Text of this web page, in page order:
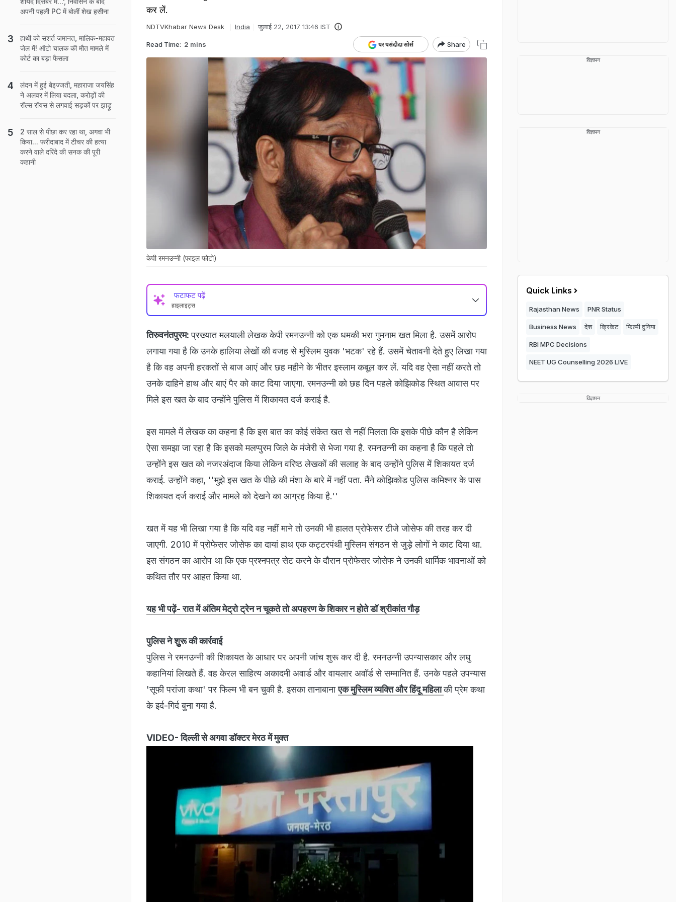
कर लें.
NDTVKhabar News Desk India जुलाई 22, 2017 13:46 IST
Read Time: 2 mins Share
केपी रमनउन्‍नी (फाइल फोटो)
फटाफट पढ़ें
हाइलाइट्स
तिरुवनंतपुरम: प्रख्‍यात मलयाली लेखक केपी रमनउन्‍नी को एक धमकी भरा गुमनाम खत मिला है. उसमें आरोप
लगाया गया है कि उनके हालिया लेखों की वजह से मुस्लिम युवक 'भटक' रहे हैं. उसमें चेतावनी देते हुए लिखा गया
है कि वह अपनी हरकतों से बाज आएं और छह महीने के भीतर इस्‍लाम कबूल कर लें. यदि वह ऐसा नहीं करते तो
उनके दाहिने हाथ और बाएं पैर को काट दिया जाएगा. रमनउन्‍नी को छह दिन पहले कोझिकोड स्थित आवास पर
मिले इस खत के बाद उन्‍होंने पुलिस में शिकायत दर्ज कराई है.
इस मामले में लेखक का कहना है कि इस बात का कोई संकेत खत से नहीं मिलता कि इसके पीछे कौन है लेकिन
ऐसा समझा जा रहा है कि इसको मलप्‍पुरम जिले के मंजेरी से भेजा गया है. रमनउन्‍नी का कहना है कि पहले तो
उन्‍होंने इस खत को नजरअंदाज किया लेकिन वरिष्‍ठ लेखकों की सलाह के बाद उन्‍होंने पुलिस में शिकायत दर्ज
कराई. उन्‍होंने कहा, ''मुझे इस खत के पीछे की मंशा के बारे में नहीं पता. मैंने कोझिकोड पुलिस कमिश्‍नर के पास
शिकायत दर्ज कराई और मामले को देखने का आग्रह किया है.''
खत में यह भी लिखा गया है कि यदि वह नहीं माने तो उनकी भी हालत प्रोफेसर टीजे जोसेफ की तरह कर दी
जाएगी. 2010 में प्रोफेसर जोसेफ का दायां हाथ एक कट्टरपंथी मुस्लिम संगठन से जुड़े लोगों ने काट दिया था.
इस संगठन का आरोप था कि एक प्रश्‍नपत्र सेट करने के दौरान प्रोफेसर जोसेफ ने उनकी धार्मिक भावनाओं को
कथित तौर पर आहत किया था.
यह भी पढ़ें- रात में अंतिम मेट्रो ट्रेन न चूकते तो अपहरण के शिकार न होते डॉ श्रीकांत गौड़
पुलिस ने शुुुुरू की कार्रवाई
पुलिस ने रमनउन्‍नी की शिकायत के आधार पर अपनी जांच शुरू कर दी है. रमनउन्‍नी उपन्‍यासकार और लघु
कहानियां लिखते हैं. वह केरल साहित्‍य अकादमी अवार्ड और वायलार अवॉर्ड से सम्‍मानित हैं. उनके पहले उपन्‍यास
'सूफी परांजा कथा' पर फिल्‍म भी बन चुकी है. इसका तानाबानाएक मुस्लिम व्‍यक्ति और हिंदू महिलाकी प्रेम कथा
के इर्द-गिर्द बुना गया है.
VIDEO- दिल्ली से अगवा डॉक्टर मेरठ में मुक्त
अपनी पहली PC में बोलीं शेख हसीना
हाथी को सशर्त जमानत, मालिक-महावत
जेल में! ऑटो चालक की मौत मामले में
कोर्ट का बड़ा फैसला
लंदन में हुई बेइज्जती, महाराजा जयसिंह
ने अलवर में लिया बदला, करोड़ों की
रॉल्स रॉयस से लगवाई सड़कों पर झाड़ू
2 साल से पीछा कर रहा था, अगवा भी
किया... फरीदाबाद में टीचर की हत्या
करने वाले दरिंदे की सनक की पूरी
कहानी
विज्ञापन
विज्ञापन
Quick Links
Rajasthan News PNR Status
Business News देश क्रिकेट फिल्मी दुनिया
RBI MPC Decisions
NEET UG Counselling 2026 LIVE
विज्ञापन